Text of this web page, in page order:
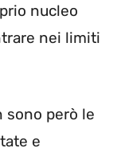
nucleo
nei limiti
sono però le
e